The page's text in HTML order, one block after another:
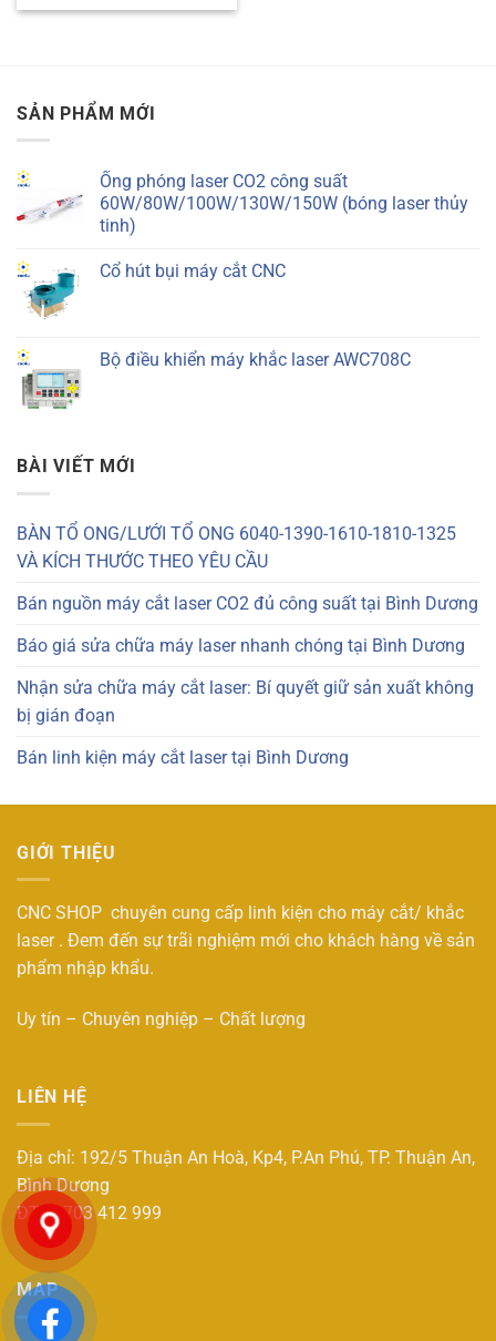
SẢN PHẨM MỚI
Ống phóng laser CO2 công suất
60W/80W/100W/130W/150W (bóng laser thủy
tinh)
Cổ hút bụi máy cắt CNC
Bộ điều khiển máy khắc laser AWC708C
BÀI VIẾT MỚI
BÀN TỔ ONG/LƯỚI TỔ ONG 6040-1390-1610-1810-1325
VÀ KÍCH THƯỚC THEO YÊU CẦU
Bán nguồn máy cắt laser CO2 đủ công suất tại Bình Dương
Báo giá sửa chữa máy laser nhanh chóng tại Bình Dương
Nhận sửa chữa máy cắt laser: Bí quyết giữ sản xuất không
bị gián đoạn
Bán linh kiện máy cắt laser tại Bình Dương
GIỚI THIỆU
CNC SHOP chuyên cung cấp linh kiện cho máy cắt/ khắc
laser . Đem đến sự trãi nghiệm mới cho khách hàng về sản
phẩm nhập khẩu.
Uy tín – Chuyên nghiệp – Chất lượng
LIÊN HỆ
Địa chỉ: 192/5 Thuận An Hoà, Kp4, P.An Phú, TP. Thuận An,
Bình Dương
ĐT : 0703 412 999
MAP